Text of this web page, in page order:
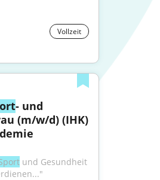
Vollzeit
- und
(m/w/d) (IHK)
und Gesundheit